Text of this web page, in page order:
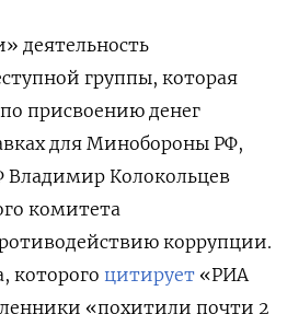
деятельность
группы, которая
присвоению денег
для Минобороны РФ,
Владимир Колокольцев
комитета
коррупции.
которого цитирует «РИА
«похитили почти 2